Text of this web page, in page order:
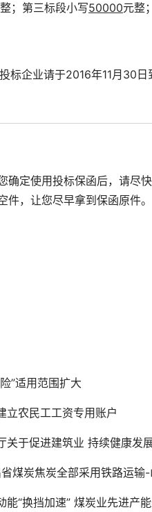
；第三标段小写50000元整；
标企业请于2016年11月30日
确定使用投标保函后，请尽
，让您尽早拿到保函原件。
”适用范围扩大
立农民工工资专用账户
进建筑业 持续健康发展的意见 国办发〔
煤炭焦炭全部采用铁路运输-
换挡加速” 煤炭业先进产能达